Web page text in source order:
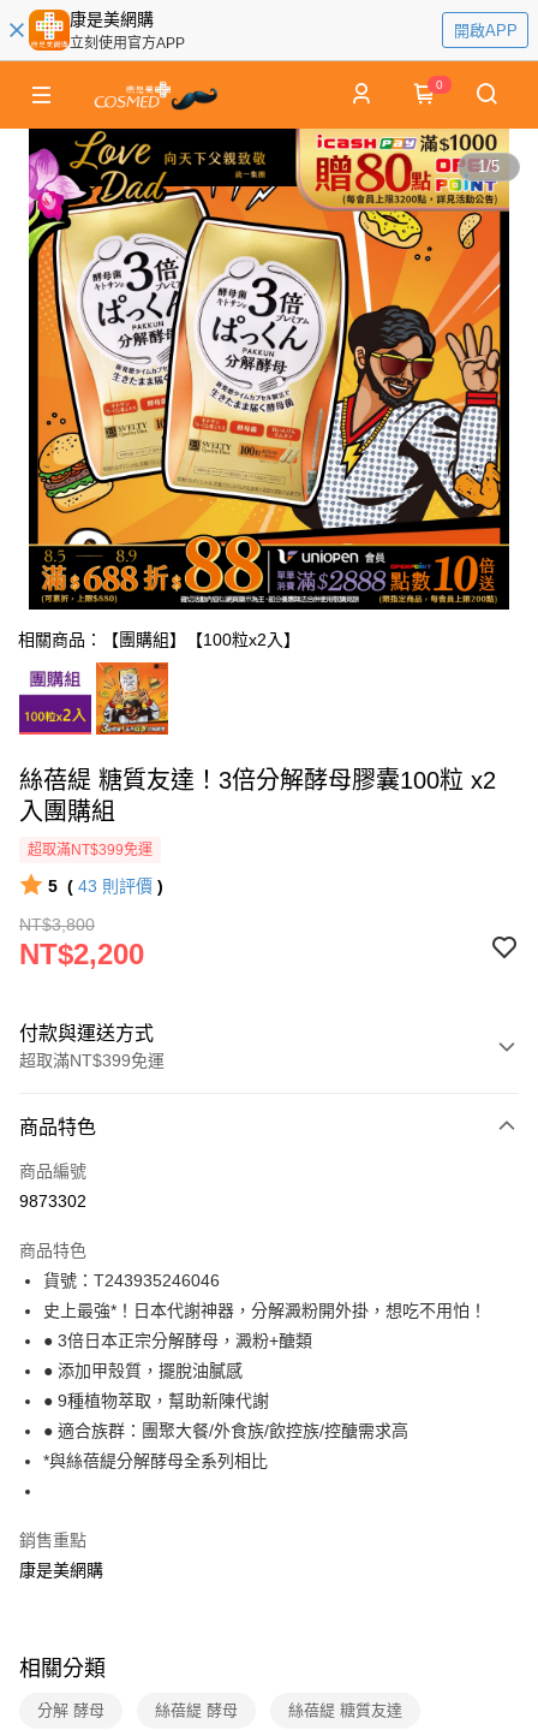
康是美網購
立刻使用官方APP
開啟APP
0
1/5
相關商品：【團購組】【100粒x2入】
絲蓓緹 糖質友達！3倍分解酵母膠囊100粒 x2
入團購組
超取滿NT$399免運
5 ( 43 則評價 )
NT$3,800
NT$2,200
付款與運送方式
超取滿NT$399免運
icash Pay
信用卡一次付款
超商取貨付款
LINE Pay
Apple Pay
街口支付
悠遊付
Google Pay
付款後7-11取貨(下單後3-5個工作天配送)
每筆NT$70，滿NT$399(含以上)免運費
商品特色
商品編號
9873302
商品特色
貨號：T243935246046
史上最強*！日本代謝神器，分解澱粉開外掛，想吃不用怕！
● 3倍日本正宗分解酵母，澱粉+醣類
● 添加甲殼質，擺脫油膩感
● 9種植物萃取，幫助新陳代謝
● 適合族群：團聚大餐/外食族/飲控族/控醣需求高
*與絲蓓緹分解酵母全系列相比
銷售重點
康是美網購
相關分類
分解 酵母 絲蓓緹 酵母 絲蓓緹 糖質友達